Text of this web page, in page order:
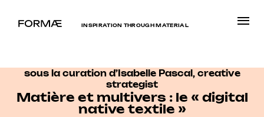
INSPIRATION THROUGH MATERIAL
sous la curation d’Isabelle Pascal, creative
strategist
Matière et multivers : le « digital
native textile »